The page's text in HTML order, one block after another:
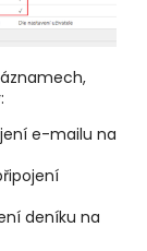
e-mailu na
deníku na